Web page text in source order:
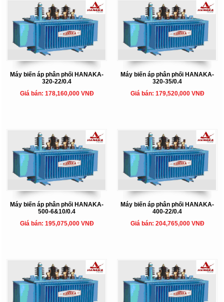
Máy biến áp phân phối HANAKA-
320-22/0.4
Giá bán: 178,160,000 VNĐ
Máy biến áp phân phối HANAKA-
320-35/0.4
Giá bán: 179,520,000 VNĐ
Máy biến áp phân phối HANAKA-
500-6&10/0.4
Giá bán: 195,075,000 VNĐ
Máy biến áp phân phối HANAKA-
400-22/0.4
Giá bán: 204,765,000 VNĐ